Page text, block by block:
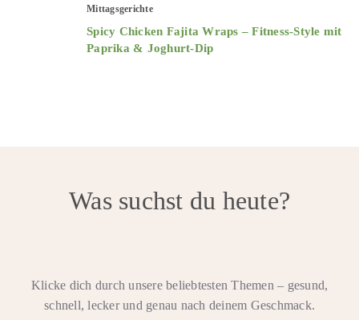
Mittagsgerichte
Spicy Chicken Fajita Wraps – Fitness-Style mit
Paprika & Joghurt-Dip
Was suchst du heute?
Klicke dich durch unsere beliebtesten Themen – gesund,
schnell, lecker und genau nach deinem Geschmack.